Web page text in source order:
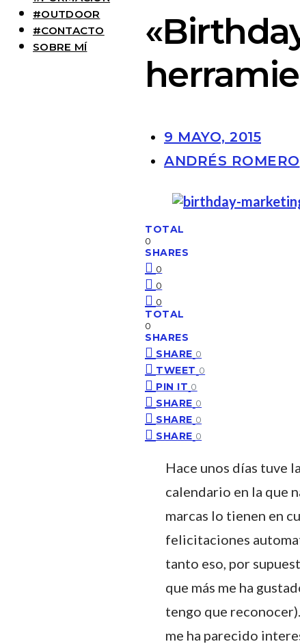
#OUTDOOR
#CONTACTO
SOBRE MÍ
9 MAYO, 2015
ANDRÉS ROMERO
TOTAL
0
SHARES
0
0
0
TOTAL
0
SHARES
SHARE 0
TWEET 0
PIN IT 0
SHARE 0
SHARE 0
SHARE 0
Hace unos días tuve
calendario en la que
marcas lo tienen en
felicitaciones
tanto eso, por
que más me ha
tengo que
me ha parecido